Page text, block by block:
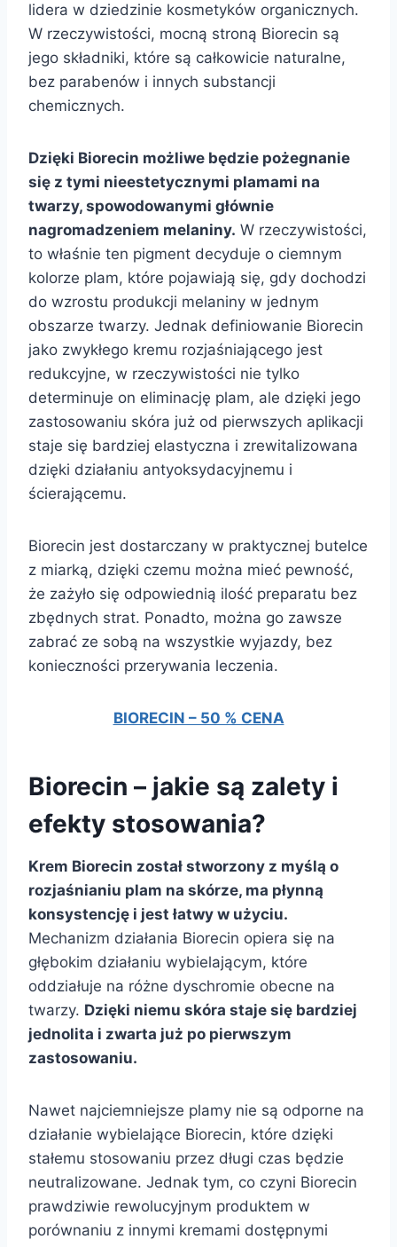
lidera w dziedzinie kosmetyków organicznych.
W rzeczywistości, mocną stroną Biorecin są
jego składniki, które są całkowicie naturalne,
bez parabenów i innych substancji
chemicznych.
Dzięki Biorecin możliwe będzie pożegnanie
się z tymi nieestetycznymi plamami na
twarzy, spowodowanymi głównie
nagromadzeniem melaniny. W rzeczywistości,
to właśnie ten pigment decyduje o ciemnym
kolorze plam, które pojawiają się, gdy dochodzi
do wzrostu produkcji melaniny w jednym
obszarze twarzy. Jednak definiowanie Biorecin
jako zwykłego kremu rozjaśniającego jest
redukcyjne, w rzeczywistości nie tylko
determinuje on eliminację plam, ale dzięki jego
zastosowaniu skóra już od pierwszych aplikacji
staje się bardziej elastyczna i zrewitalizowana
dzięki działaniu antyoksydacyjnemu i
ścierającemu.
Biorecin jest dostarczany w praktycznej butelce
z miarką, dzięki czemu można mieć pewność,
że zażyło się odpowiednią ilość preparatu bez
zbędnych strat. Ponadto, można go zawsze
zabrać ze sobą na wszystkie wyjazdy, bez
konieczności przerywania leczenia.
BIORECIN – 50 % CENA
Biorecin – jakie są zalety i
efekty stosowania?
Krem Biorecin został stworzony z myślą o
rozjaśnianiu plam na skórze, ma płynną
konsystencję i jest łatwy w użyciu.
Mechanizm działania Biorecin opiera się na
głębokim działaniu wybielającym, które
oddziałuje na różne dyschromie obecne na
twarzy. Dzięki niemu skóra staje się bardziej
jednolita i zwarta już po pierwszym
zastosowaniu.
Nawet najciemniejsze plamy nie są odporne na
działanie wybielające Biorecin, które dzięki
stałemu stosowaniu przez długi czas będzie
neutralizowane. Jednak tym, co czyni Biorecin
prawdziwie rewolucyjnym produktem w
porównaniu z innymi kremami dostępnymi